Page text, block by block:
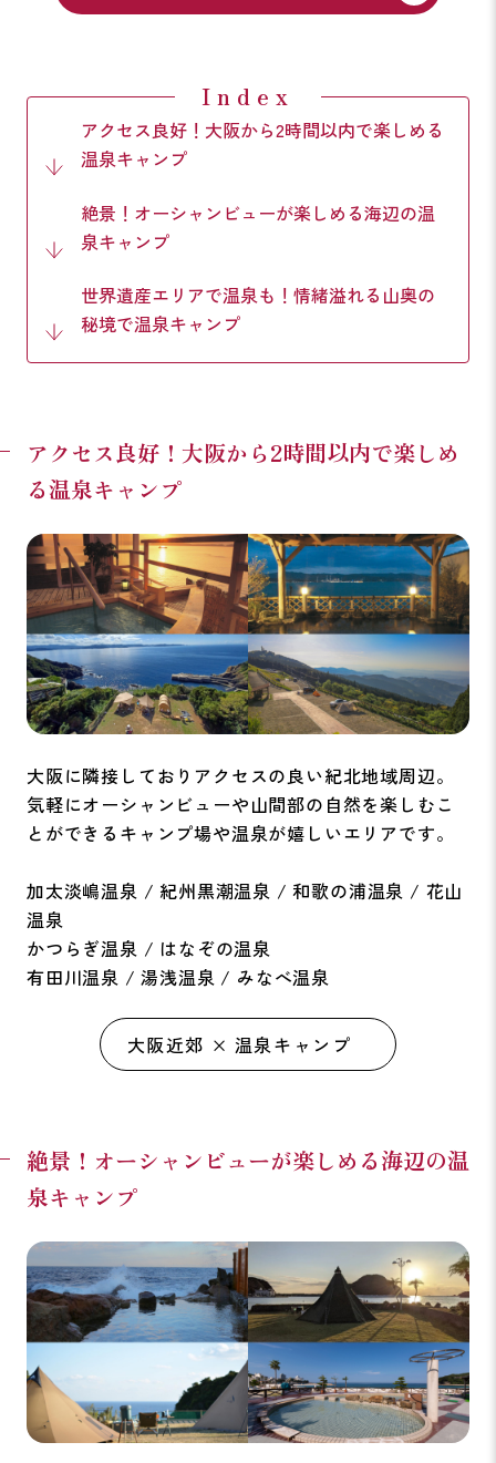
Index
アクセス良好！大阪から2時間以内で楽しめる
温泉キャンプ
絶景！オーシャンビューが楽しめる海辺の温
泉キャンプ
世界遺産エリアで温泉も！情緒溢れる山奥の
秘境で温泉キャンプ
アクセス良好！大阪から2時間以内で楽しめ
る温泉キャンプ
大阪に隣接しておりアクセスの良い紀北地域周辺。
気軽にオーシャンビューや山間部の自然を楽しむこ
とができるキャンプ場や温泉が嬉しいエリアです。
加太淡嶋温泉 / 紀州黒潮温泉 / 和歌の浦温泉 / 花山
温泉
かつらぎ温泉 / はなぞの温泉
有田川温泉 / 湯浅温泉 / みなべ温泉
大阪近郊 × 温泉キャンプ
絶景！オーシャンビューが楽しめる海辺の温
泉キャンプ